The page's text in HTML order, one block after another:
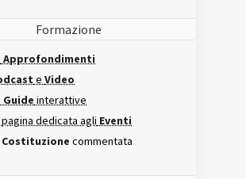
Formazione
Approfondimenti
e Video
Guide interattive
pagina dedicata agli Eventi
Costituzione commentata